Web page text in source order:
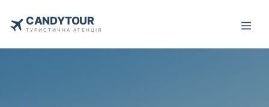
CANDYTOUR
ТУРИСТИЧНА АГЕНЦІЯ